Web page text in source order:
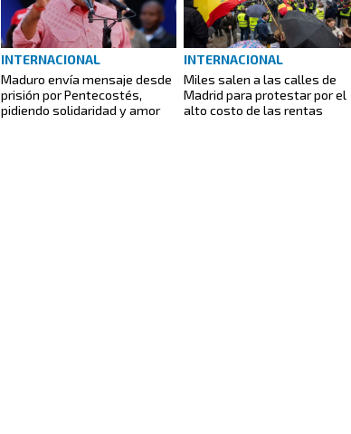
INTERNACIONAL
Maduro envía mensaje desde
prisión por Pentecostés,
pidiendo solidaridad y amor
INTERNACIONAL
Miles salen a las calles de
Madrid para protestar por el
alto costo de las rentas